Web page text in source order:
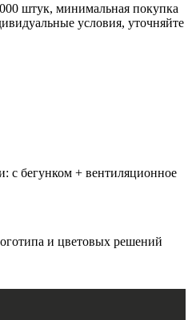
штук, минимальная покупка
условия, уточняйте
с бегунком + вентиляционное
и цветовых решений